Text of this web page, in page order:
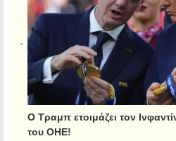
Ο Τραμπ ετοιμάζει τον
του ΟΗΕ!